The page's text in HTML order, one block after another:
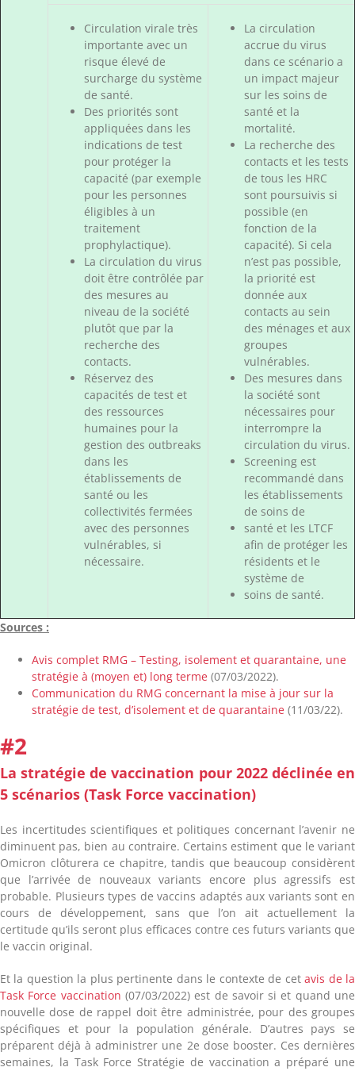
Circulation virale très
importante avec un
risque élevé de
surcharge du système
de santé.
Des priorités sont
appliquées dans les
indications de test
pour protéger la
capacité (par exemple
pour les personnes
éligibles à un
traitement
prophylactique).
La circulation du virus
doit être contrôlée par
des mesures au
niveau de la société
plutôt que par la
recherche des
contacts.
Réservez des
capacités de test et
des ressources
humaines pour la
gestion des outbreaks
dans les
établissements de
santé ou les
collectivités fermées
avec des personnes
vulnérables, si
nécessaire.
La circulation
accrue du virus
dans ce scénario a
un impact majeur
sur les soins de
santé et la
mortalité.
La recherche des
contacts et les tests
de tous les HRC
sont poursuivis si
possible (en
fonction de la
capacité). Si cela
n’est pas possible,
la priorité est
donnée aux
contacts au sein
des ménages et aux
groupes
vulnérables.
Des mesures dans
la société sont
nécessaires pour
interrompre la
circulation du virus.
Screening est
recommandé dans
les établissements
de soins de
santé et les LTCF
afin de protéger les
résidents et le
système de
soins de santé.
Sources :
Avis complet RMG – Testing, isolement et quarantaine, une
stratégie à (moyen et) long terme (07/03/2022).
Communication du RMG concernant la mise à jour sur la
stratégie de test, d’isolement et de quarantaine(11/03/22).
#2
La stratégie de vaccination pour 2022 déclinée en
5 scénarios (Task Force vaccination)
Les incertitudes scientifiques et politiques concernant l’avenir ne
diminuent pas, bien au contraire. Certains estiment que le variant
Omicron clôturera ce chapitre, tandis que beaucoup considèrent
que l’arrivée de nouveaux variants encore plus agressifs est
probable. Plusieurs types de vaccins adaptés aux variants sont en
cours de développement, sans que l’on ait actuellement la
certitude qu’ils seront plus efficaces contre ces futurs variants que
le vaccin original.
Et la question la plus pertinente dans le contexte de cetavis de la
Task Force vaccination (07/03/2022) est de savoir si et quand une
nouvelle dose de rappel doit être administrée, pour des groupes
spécifiques et pour la population générale. D’autres pays se
préparent déjà à administrer une 2e dose booster. Ces dernières
semaines, la Task Force Stratégie de vaccination a préparé une